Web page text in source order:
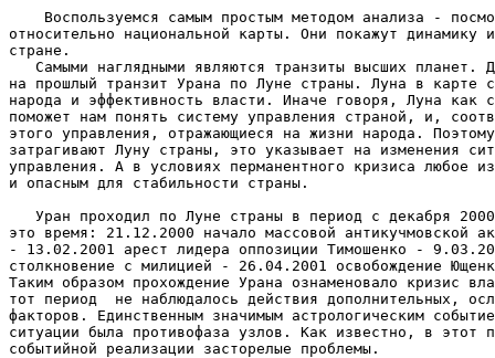
Воспользуемся самым простым методом анализа -
относительно национальной карты. Они покажут динамику
стране.
Самыми наглядными являются транзиты высших планет.
на прошлый транзит Урана по Луне страны. Луна в карте
народа и эффективность власти. Иначе говоря, Луна как
поможет нам понять систему управления страной, и,
этого управления, отражающиеся на жизни народа.
затрагивают Луну страны, это указывает на изменения
управления. А в условиях перманентного кризиса любое
и опасным для стабильности страны.
Уран проходил по Луне страны в период с декабря
это время: 21.12.2000 начало массовой антикучмовской
- 13.02.2001 арест лидера оппозиции Тимошенко -
столкновение с милицией - 26.04.2001 освобождение
Таким образом прохождение Урана ознаменовало кризис
тот период  не наблюдалось действия дополнительных,
факторов. Единственным значимым астрологическим
ситуации была противофаза узлов. Как известно, в этот
событийной реализации засторелые проблемы.